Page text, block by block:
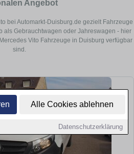
Alle Cookies ablehnen
Datenschutzerklärung
Angebot
bei Automarkt-Duisburg.de gezielt Fahrzeuge
als Gebrauchtwagen oder Jahreswagen - hier
Vito Fahrzeuge in Duisburg verfügbar
sind.